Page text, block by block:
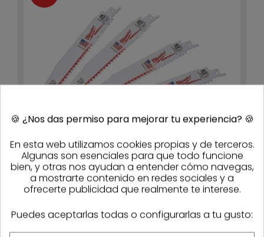
Hoja sierra sable 150mm para madera con clavos
33,64 € - 20% 26,91 €
Stock 52
🍪 ¿Nos das permiso para mejorar tu experiencia? 🍪
En esta web utilizamos cookies propias y de terceros.
Algunas son esenciales para que todo funcione
bien, y otras nos ayudan a entender cómo navegas,
a mostrarte contenido en redes sociales y a
ofrecerte publicidad que realmente te interese.
Puedes aceptarlas todas o configurarlas a tu gusto: